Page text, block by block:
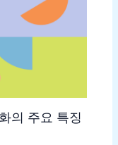
의 주요 특징